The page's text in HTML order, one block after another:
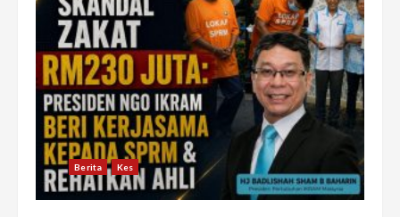
Berita Kes